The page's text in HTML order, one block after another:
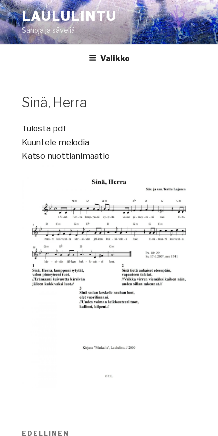
Siirry
sisältöönLAULULINTU
Sanoja ja säveliä
Valikko
Sinä, Herra
Tulosta pdf
Kuuntele melodia
Katso nuottianimaatio
Artikkelien
EDELLINEN